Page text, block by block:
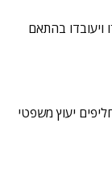
ויעובדו בהתאם
יעוץ משפטי